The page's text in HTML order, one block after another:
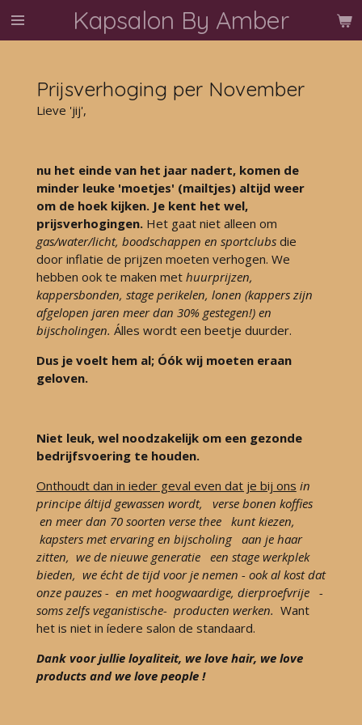
Ga
hoofdinhoud
Kapsalon By Amber
Prijsverhoging per November
Lieve 'jij',
nu het einde van het jaar nadert, komen de
minder leuke 'moetjes' (mailtjes) altijd weer
om de hoek kijken. Je kent het wel,
prijsverhogingen.Het gaat niet alleen om
gas/water/licht, boodschappen en sportclubsdie
door inflatie de prijzen moeten verhogen. We
hebben ook te maken met huurprijzen,
kappersbonden, stage perikelen, lonen (kappers zijn
afgelopen jaren meer dan 30% gestegen!) en
bijscholingen. Álles wordt een beetje duurder.
Dus je voelt hem al; Óók wij moeten eraan
geloven.
Niet leuk, wel noodzakelijk om een gezonde
bedrijfsvoering te houden.
Onthoudt dan in ieder geval even dat je bij ons in
principe áltijd gewassen wordt, verse bonen koffies
en meer dan 70 soorten verse thee kunt kiezen,
kapsters met ervaring en bijscholing aan je haar
zitten, we de nieuwe generatie een stage werkplek
bieden, we écht de tijd voor je nemen - ook al kost dat
onze pauzes - en met hoogwaardige, dierproefvrije -
soms zelfs veganistische- producten werken. Want
het is niet in íedere salon de standaard.
Dank voor jullie loyaliteit, we love hair, we love
products and we love people !